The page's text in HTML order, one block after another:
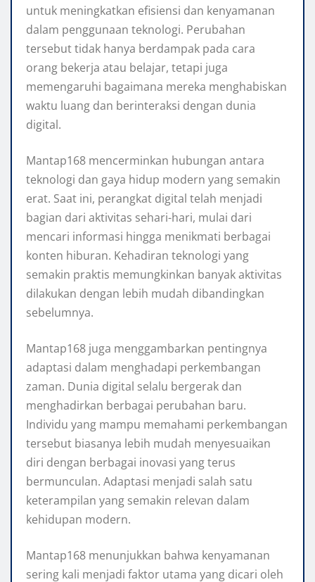
untuk meningkatkan efisiensi dan kenyamanan
dalam penggunaan teknologi. Perubahan
tersebut tidak hanya berdampak pada cara
orang bekerja atau belajar, tetapi juga
memengaruhi bagaimana mereka menghabiskan
waktu luang dan berinteraksi dengan dunia
digital.
Mantap168 mencerminkan hubungan antara
teknologi dan gaya hidup modern yang semakin
erat. Saat ini, perangkat digital telah menjadi
bagian dari aktivitas sehari-hari, mulai dari
mencari informasi hingga menikmati berbagai
konten hiburan. Kehadiran teknologi yang
semakin praktis memungkinkan banyak aktivitas
dilakukan dengan lebih mudah dibandingkan
sebelumnya.
Mantap168 juga menggambarkan pentingnya
adaptasi dalam menghadapi perkembangan
zaman. Dunia digital selalu bergerak dan
menghadirkan berbagai perubahan baru.
Individu yang mampu memahami perkembangan
tersebut biasanya lebih mudah menyesuaikan
diri dengan berbagai inovasi yang terus
bermunculan. Adaptasi menjadi salah satu
keterampilan yang semakin relevan dalam
kehidupan modern.
Mantap168 menunjukkan bahwa kenyamanan
sering kali menjadi faktor utama yang dicari oleh